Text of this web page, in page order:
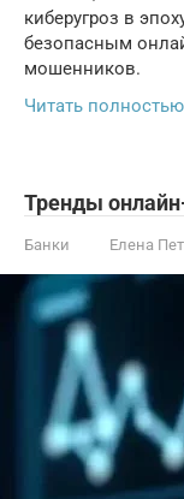
киберугроз в
безопасным
мошенников.
Читать полностью
Тренды
Банки Елена